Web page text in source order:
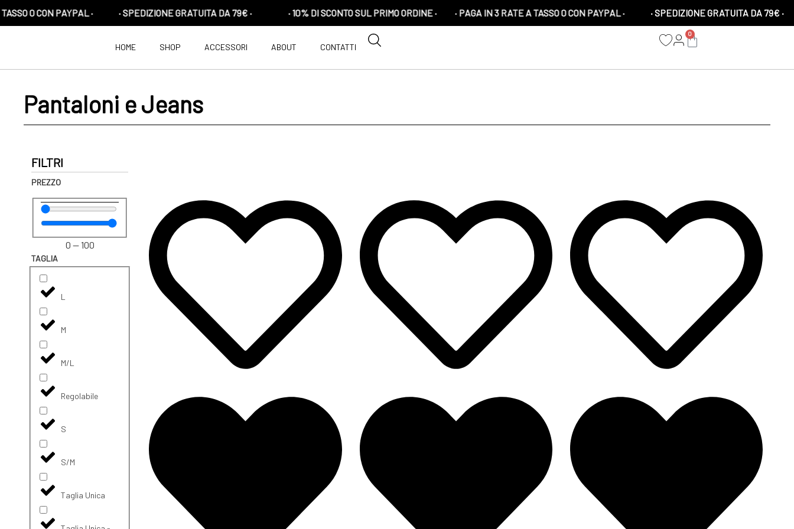
CON PAYPAL · · SPEDIZIONE GRATUITA DA 79€ · · 10% DI SCONTO SUL PRIMO ORDINE · · PAGA IN 3 RATE A TASSO 0 CON PAYPAL · · SPEDIZIONE GRATUITA DA 79€ ·
HOME SHOP ACCESSORI ABOUT CONTATTI
0
Pantaloni e Jeans
FILTRI
PREZZO
0 —100
TAGLIA
L
M
M/L
Regolabile
S
S/M
Taglia Unica